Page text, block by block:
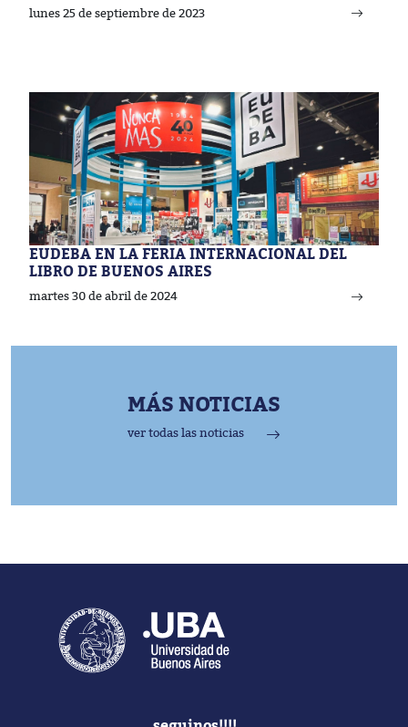
lunes 25 de septiembre de 2023
EUDEBA EN LA FERIA INTERNACIONAL DEL
LIBRO DE BUENOS AIRES
martes 30 de abril de 2024
MÁS NOTICIAS
ver todas las noticias